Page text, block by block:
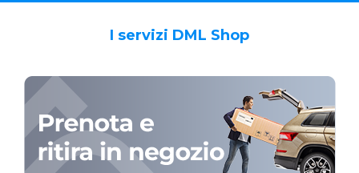
I servizi DML Shop